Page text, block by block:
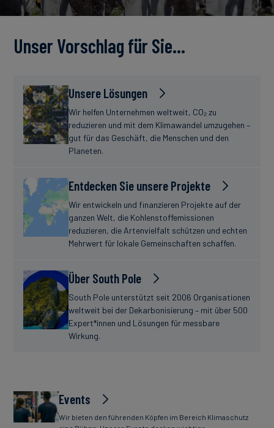
Unser Vorschlag für Sie…
Unsere Lösungen
Wir helfen Unternehmen weltweit, CO₂ zu
reduzieren und mit dem Klimawandel umzugehen –
gut für das Geschäft, die Menschen und den
Planeten.
Entdecken Sie unsere Projekte
Wir entwickeln und finanzieren Projekte auf der
ganzen Welt, die Kohlenstoffemissionen
reduzieren, die Artenvielfalt schützen und echten
Mehrwert für lokale Gemeinschaften schaffen.
Über South Pole
South Pole unterstützt seit 2006 Organisationen
weltweit bei der Dekarbonisierung – mit über 500
Expert*innen und Lösungen für messbare
Wirkung.
Events
Wir bieten den führenden Köpfen im Bereich Klimaschutz